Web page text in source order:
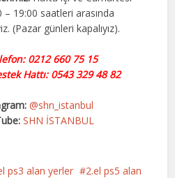
– 19:00 saatleri arasında
(Pazar günleri kapalıyız).
0212 660 75 15
Hattı: 0543 329 48 82
@shn_istanbul
SHN İSTANBUL
ps3 alan yerler
2.el ps5 alan